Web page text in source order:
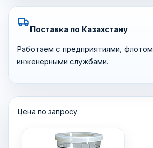
Поставка по Казахстану
Работаем с предприятиями,
инженерными службами.
Цена по запросу